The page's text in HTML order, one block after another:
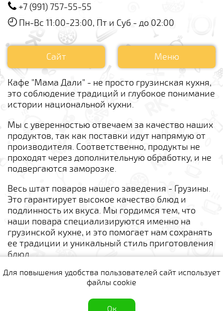
+7 (991) 757-55-55
Пн-Вс 11:00-23:00, Пт и Суб - до 02:00
Сайт Меню
Кафе "Мама Дали" - не просто грузинская кухня,
это соблюдение традиций и глубокое понимание
истории национальной кухни.
Мы с уверенностью отвечаем за качество наших
продуктов, так как поставки идут напрямую от
производителя. Соответственно, продукты не
проходят через дополнительную обработку, и не
подвергаются заморозке.
Весь штат поваров нашего заведения - Грузины.
Это гарантирует высокое качество блюд и
подлинность их вкуса. Мы гордимся тем, что
наши повара специализируются именно на
грузинской кухне, и это помогает нам сохранять
ее традиции и уникальный стиль приготовления
блюд.
Комментарии
Для данного предложения пока нет ни одного
Для повышения удобства пользователей сайт использует
файлы cookie
Ок
полная версия сайта